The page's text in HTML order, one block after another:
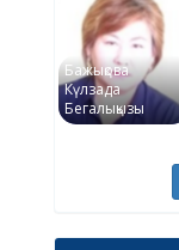
Бажықова
Күлзада
Бегалықызы